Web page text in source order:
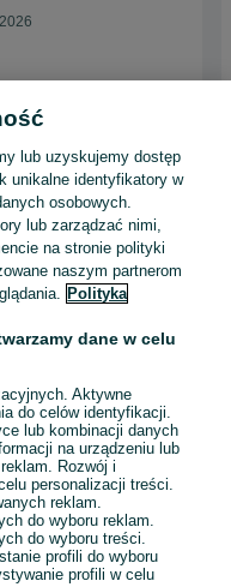
20x50x5
20x50x5
produkcyjna/war
lub uzyskujemy dostęp
unikalne identyfikatory w
osobowych.
lub zarządzać nimi,
na stronie polityki
naszym partnerom
Polityka
dane w celu
Aktywne
do celów identyfikacji.
lub kombinacji danych
na urządzeniu lub
Rozwój i
personalizacji treści.
reklam.
do wyboru reklam.
do wyboru treści.
profili do wyboru
profili w celu